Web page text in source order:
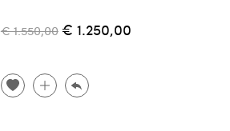
€ 1.550,00 € 1.250,00